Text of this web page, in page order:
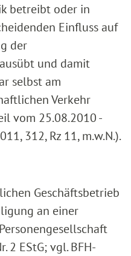
betreibt oder in
Einfluss auf
der
und damit
selbst am
Verkehr
vom 25.08.2010 -
312, Rz 11, m.w.N.).
Geschäftsbetrieb
an einer
2 EStG; vgl. BFH-